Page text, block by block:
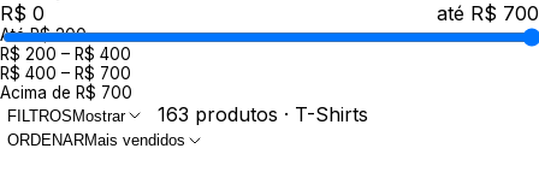
R$ 0
até R$ 700
Até R$ 200
R$ 200 – R$ 400
R$ 400 – R$ 700
Acima de R$ 700
FILTROS Mostrar 163 produtos · T-Shirts
ORDENARMais vendidos